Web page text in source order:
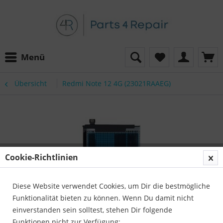
Menü
Übersicht Redmi Note 12 4G (23021RAAEG)
Cookie-Richtlinien
Diese Website verwendet Cookies, um Dir die bestmögliche
Funktionalität bieten zu können. Wenn Du damit nicht
einverstanden sein solltest, stehen Dir folgende